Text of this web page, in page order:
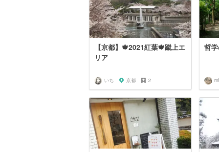
【京都】🍁2021紅葉🍁蹴上エ
リア
いち 京都 2
哲